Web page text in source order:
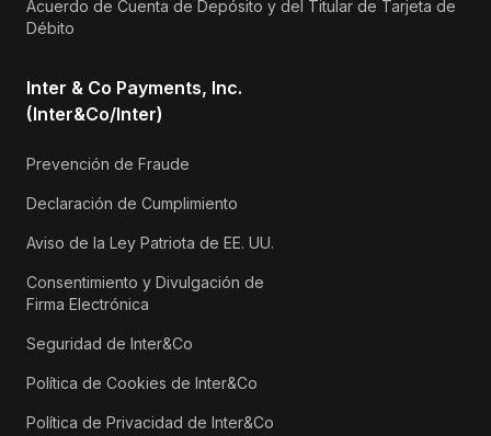
Acuerdo de Cuenta de Depósito y del Titular de Tarjeta de
Débito
Inter & Co Payments, Inc.
(Inter&Co/Inter)
Prevención de Fraude
Declaración de Cumplimiento
Aviso de la Ley Patriota de EE. UU.
Consentimiento y Divulgación de
Firma Electrónica
Seguridad de Inter&Co
Política de Cookies de Inter&Co
Política de Privacidad de Inter&Co